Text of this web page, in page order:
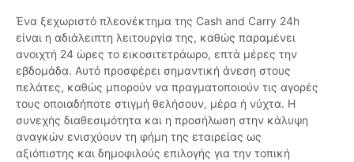
Ένα ξεχωριστό πλεονέκτημα της Cash and Carry 24h
είναι η αδιάλειπτη λειτουργία της, καθώς παραμένει
ανοιχτή 24 ώρες το εικοσιτετράωρο, επτά μέρες την
εβδομάδα. Αυτό προσφέρει σημαντική άνεση στους
πελάτες, καθώς μπορούν να πραγματοποιούν τις αγορές
τους οποιαδήποτε στιγμή θελήσουν, μέρα ή νύχτα. Η
συνεχής διαθεσιμότητα και η προσήλωση στην κάλυψη
αναγκών ενισχύουν τη φήμη της εταιρείας ως
αξιόπιστης και δημοφιλούς επιλογής για την τοπική